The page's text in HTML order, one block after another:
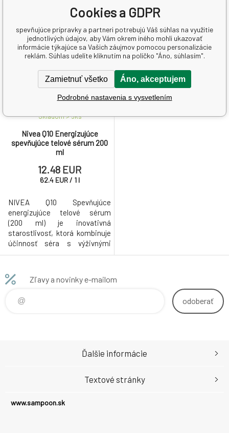
zanecháva pokožku hladkú a
bruško, zadoček alebo dekolt.
Nivea Q10 Energizujúce
spevňujúce telové sérum 200
ml
Skladom > 5ks
12.48 EUR
62.4 EUR / 1 l
NIVEA Q10 Spevňujúce
energizujúce telové sérum
(200 ml) je inovativná
starostlivosť, ktorá kombinuje
účinnosť séra s výživnými
vlastnosťami telového mlieka.
Zľavy a novinky e-mailom
odoberať
www.sampoon.sk
Ďalšie informácie
Textové stránky
Cookies a GDPR
spevňujúce prípravky a partneri potrebujú Váš súhlas na využitie
jednotlivých údajov, aby Vám okrem iného mohli ukazovať
informácie týkajúce sa Vašich záujmov pomocou personalizácie
reklám. Súhlas udelíte kliknutím na políčko "Áno, súhlasím".
Zamietnuť všetko Áno, akceptujem
Podrobné nastavenia s vysvetlením